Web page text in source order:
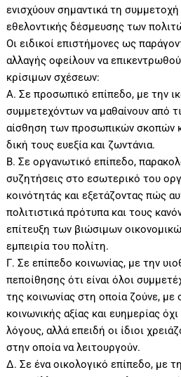
ενισχύουν σημαντικά τη
εθελοντικής δέσμευσης των
Οι ειδικοί επιστήμονες ως
αλλαγής οφείλουν να
κρίσιμων σχέσεων:
A. Σε προσωπικό επίπεδο, με την
συμμετεχόντων να μαθαίνουν από
αίσθηση των προσωπικών σκοπών
δική τους ευεξία και ζωντάνια.
B. Σε οργανωτικό επίπεδο,
συζητήσεις στο εσωτερικό του
κοινότητάς και εξετάζοντας πώς
πολιτιστικά πρότυπα και τους
επίτευξη των βιώσιμων
εμπειρία του πολίτη.
Γ. Σε επίπεδο κοινωνίας, με την
πεποίθησης ότι είναι όλοι
της κοινωνίας στη οποία ζούνε, με
κοινωνικής αξίας και ευημερίας
λόγους, αλλά επειδή οι ίδιοι
στην οποία να λειτουργούν.
Δ. Σε ένα οικολογικό επίπεδο, με